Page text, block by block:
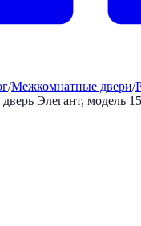
/Межкомнатные двери/
Элегант, модель